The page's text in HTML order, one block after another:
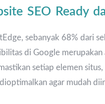
SEO Ready
sebanyak 68% dari
di Google
setiap elemen
agar mudah